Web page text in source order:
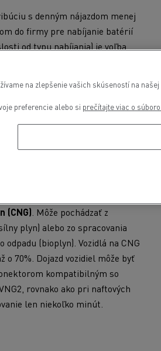
s denným nájazdom menej
do firmy pre nabíjanie batérií
od typu nabíjania) je voľba
pretože sú veľmi tiché a počas
žiadne emisie. (S výnimkou
ktoré platia pre všetky
(CNG) . Môže pochádzať z
plyn) alebo zo spracovania
odpadu (bioplyn). Vozidlá na CNG
o 70%. Dojazd vozidiel môže byť
kompatibilným so
rovnako ako pri naftových
len niekoľko minút.
na zlepšenie vašich skúseností na
preferencie alebo si prečítajte viac o